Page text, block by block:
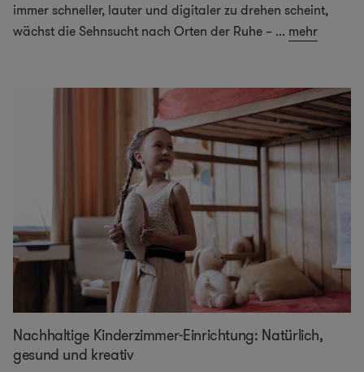
immer schneller, lauter und digitaler zu drehen scheint,
wächst die Sehnsucht nach Orten der Ruhe – ... mehr
Nachhaltige Kinderzimmer-Einrichtung: Natürlich,
gesund und kreativ